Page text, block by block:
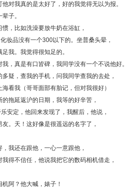
对我真的是太好了，好的我觉得无以为报。
子。
，比如洗澡要放牛奶在浴缸，
妆品没有一个300以下的。坐普桑头晕，
我。我觉得很知足的。
，真是有口皆碑，我同学没有一个不说他好。
疑，查我的手机，问我同学查我的去处，
看我（哥哥面部有胎记，但对我很好）
拖延返沪的日期，我等的好辛苦，
安定，他回来发现了，我醒后，他说，
。天！这好像是很遥远的名字了，
我还在跟他，一心一意跟他，
得不信任，他说我把它的数码相机借走，
阿？他大喊，婊子！